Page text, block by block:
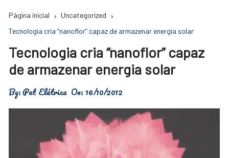
Página inicial
Uncategorized
Tecnologia cria “nanoflor” capaz de armazenar energia solar
Tecnologia cria “nanoflor” capaz
de armazenar energia solar
By:Pet Elétrica On: 16/10/2012